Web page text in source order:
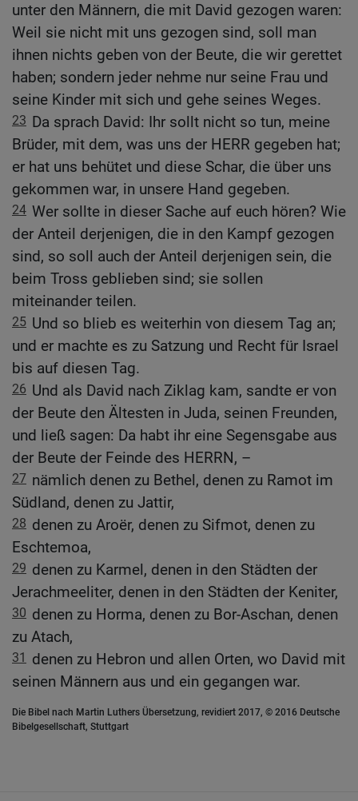
unter den Männern, die mit David gezogen waren:
Weil sie nicht mit uns gezogen sind, soll man
ihnen nichts geben von der Beute, die wir gerettet
haben; sondern jeder nehme nur seine Frau und
seine Kinder mit sich und gehe seines Weges.
23 Da sprach David: Ihr sollt nicht so tun, meine
Brüder, mit dem, was uns der HERR gegeben hat;
er hat uns behütet und diese Schar, die über uns
gekommen war, in unsere Hand gegeben.
24 Wer sollte in dieser Sache auf euch hören? Wie
der Anteil derjenigen, die in den Kampf gezogen
sind, so soll auch der Anteil derjenigen sein, die
beim Tross geblieben sind; sie sollen
miteinander teilen.
25 Und so blieb es weiterhin von diesem Tag an;
und er machte es zu Satzung und Recht für Israel
bis auf diesen Tag.
26 Und als David nach Ziklag kam, sandte er von
der Beute den Ältesten in Juda, seinen Freunden,
und ließ sagen: Da habt ihr eine Segensgabe aus
der Beute der Feinde des HERRN, –
27 nämlich denen zu Bethel, denen zu Ramot im
Südland, denen zu Jattir,
28 denen zu Aroër, denen zu Sifmot, denen zu
Eschtemoa,
29 denen zu Karmel, denen in den Städten der
Jerachmeeliter, denen in den Städten der Keniter,
30 denen zu Horma, denen zu Bor-Aschan, denen
zu Atach,
31
denen zu Hebron und allen Orten, wo David mit
seinen Männern aus und ein gegangen war.
Die Bibel nach Martin Luthers Übersetzung, revidiert 2017, © 2016 Deutsche
Bibelgesellschaft, Stuttgart